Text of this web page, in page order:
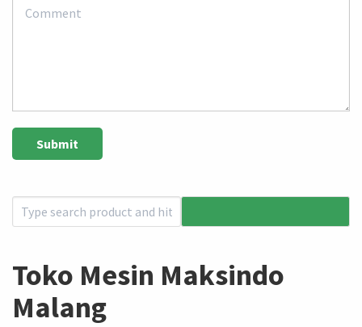
Toko Mesin Maksindo
Malang